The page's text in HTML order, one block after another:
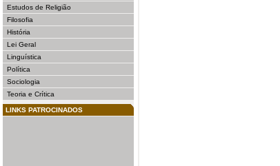
Estudos de Religião
Filosofia
História
Lei Geral
Linguística
Política
Sociologia
Teoria e Crítica
LINKS PATROCINADOS